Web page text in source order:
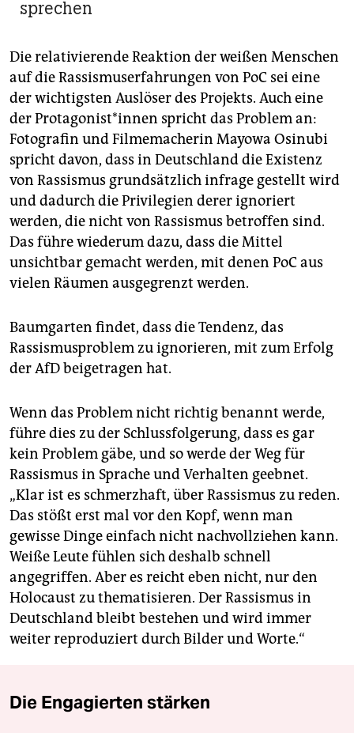
sprechen
Die relativierende Reaktion der weißen Menschen
auf die Rassismuserfahrungen von PoC sei eine
der wichtigsten Auslöser des Projekts. Auch eine
der Protagonist*innen spricht das Problem an:
Fotografin und Filmemacherin Mayowa Osinubi
spricht davon, dass in Deutschland die Existenz
von Rassismus grundsätzlich infrage gestellt wird
und dadurch die Privilegien derer ignoriert
werden, die nicht von Rassismus betroffen sind.
Das führe wiederum dazu, dass die Mittel
unsichtbar gemacht werden, mit denen PoC aus
vielen Räumen ausgegrenzt werden.
Baumgarten findet, dass die Tendenz, das
Rassismusproblem zu ignorieren, mit zum Erfolg
der AfD beigetragen hat.
Wenn das Problem nicht richtig benannt werde,
führe dies zu der Schlussfolgerung, dass es gar
kein Problem gäbe, und so werde der Weg für
Rassismus in Sprache und Verhalten geebnet.
„Klar ist es schmerzhaft, über Rassismus zu reden.
Das stößt erst mal vor den Kopf, wenn man
gewisse Dinge einfach nicht nachvollziehen kann.
Weiße Leute fühlen sich deshalb schnell
angegriffen. Aber es reicht eben nicht, nur den
Holocaust zu thematisieren. Der Rassismus in
Deutschland bleibt bestehen und wird immer
weiter reproduziert durch Bilder und Worte.“
Die Engagierten stärken